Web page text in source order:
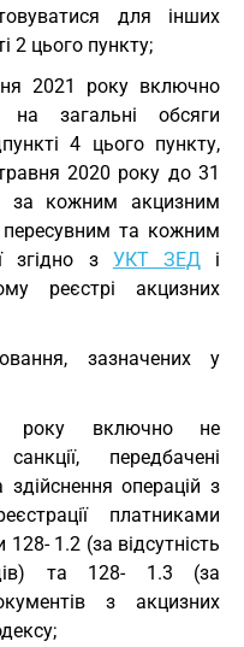
для інших
2 цього пункту;
2021 року включно
на загальні обсяги
4 цього пункту,
2020 року до 31
за кожним акцизним
та кожним
згідно з УКТ ЗЕДі
реєстрі акцизних
зазначених у
включно не
передбачені
операцій з
платниками
1.2 (за відсутність
та 128- 1.3 (за
з акцизних